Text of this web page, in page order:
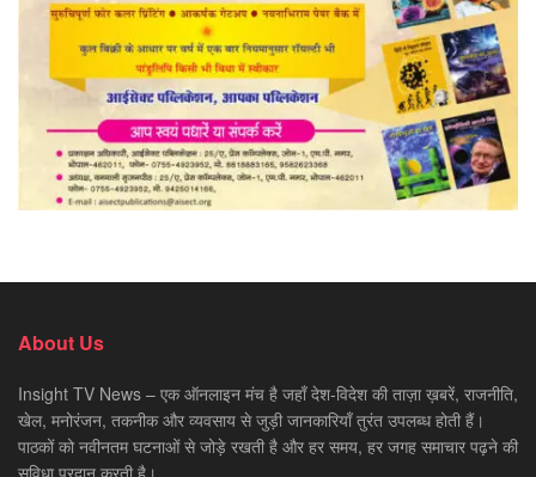
About Us
Insight TV News – एक ऑनलाइन मंच है जहाँ देश-विदेश की ताज़ा ख़बरें, राजनीति,
खेल, मनोरंजन, तकनीक और व्यवसाय से जुड़ी जानकारियाँ तुरंत उपलब्ध होती हैं।
पाठकों को नवीनतम घटनाओं से जोड़े रखती है और हर समय, हर जगह समाचार पढ़ने की